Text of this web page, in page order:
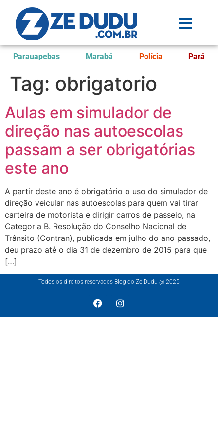
Parauapebas Marabá Polícia Pará
Tag: obrigatorio
Aulas em simulador de
direção nas autoescolas
passam a ser obrigatórias
este ano
A partir deste ano é obrigatório o uso do simulador de
direção veicular nas autoescolas para quem vai tirar
carteira de motorista e dirigir carros de passeio, na
Categoria B. Resolução do Conselho Nacional de
Trânsito (Contran), publicada em julho do ano passado,
deu prazo até o dia 31 de dezembro de 2015 para que
[…]
Todos os direitos reservados Blog do Zé Dudu @ 2025